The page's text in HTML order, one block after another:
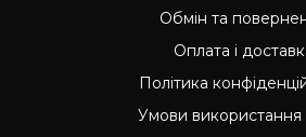
Обмін та
Оплата і
Політика
Умови використання